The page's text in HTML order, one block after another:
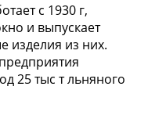
с 1930 г,
и выпускает
изделия из них.
25 тыс т льняного